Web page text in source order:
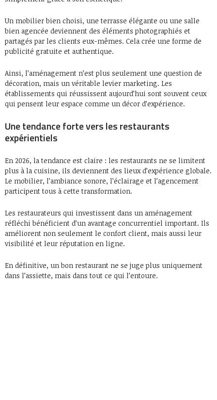
Un mobilier bien choisi, une terrasse élégante ou une salle
bien agencée deviennent des éléments photographiés et
partagés par les clients eux-mêmes. Cela crée une forme de
publicité gratuite et authentique.
Ainsi, l’aménagement n’est plus seulement une question de
décoration, mais un véritable levier marketing. Les
établissements qui réussissent aujourd’hui sont souvent ceux
qui pensent leur espace comme un décor d’expérience.
Une tendance forte vers les restaurants
expérientiels
En 2026, la tendance est claire : les restaurants ne se limitent
plus à la cuisine, ils deviennent des lieux d’expérience globale.
Le mobilier, l’ambiance sonore, l’éclairage et l’agencement
participent tous à cette transformation.
Les restaurateurs qui investissent dans un aménagement
réfléchi bénéficient d’un avantage concurrentiel important. Ils
améliorent non seulement le confort client, mais aussi leur
visibilité et leur réputation en ligne.
En définitive, un bon restaurant ne se juge plus uniquement
dans l’assiette, mais dans tout ce qui l’entoure.